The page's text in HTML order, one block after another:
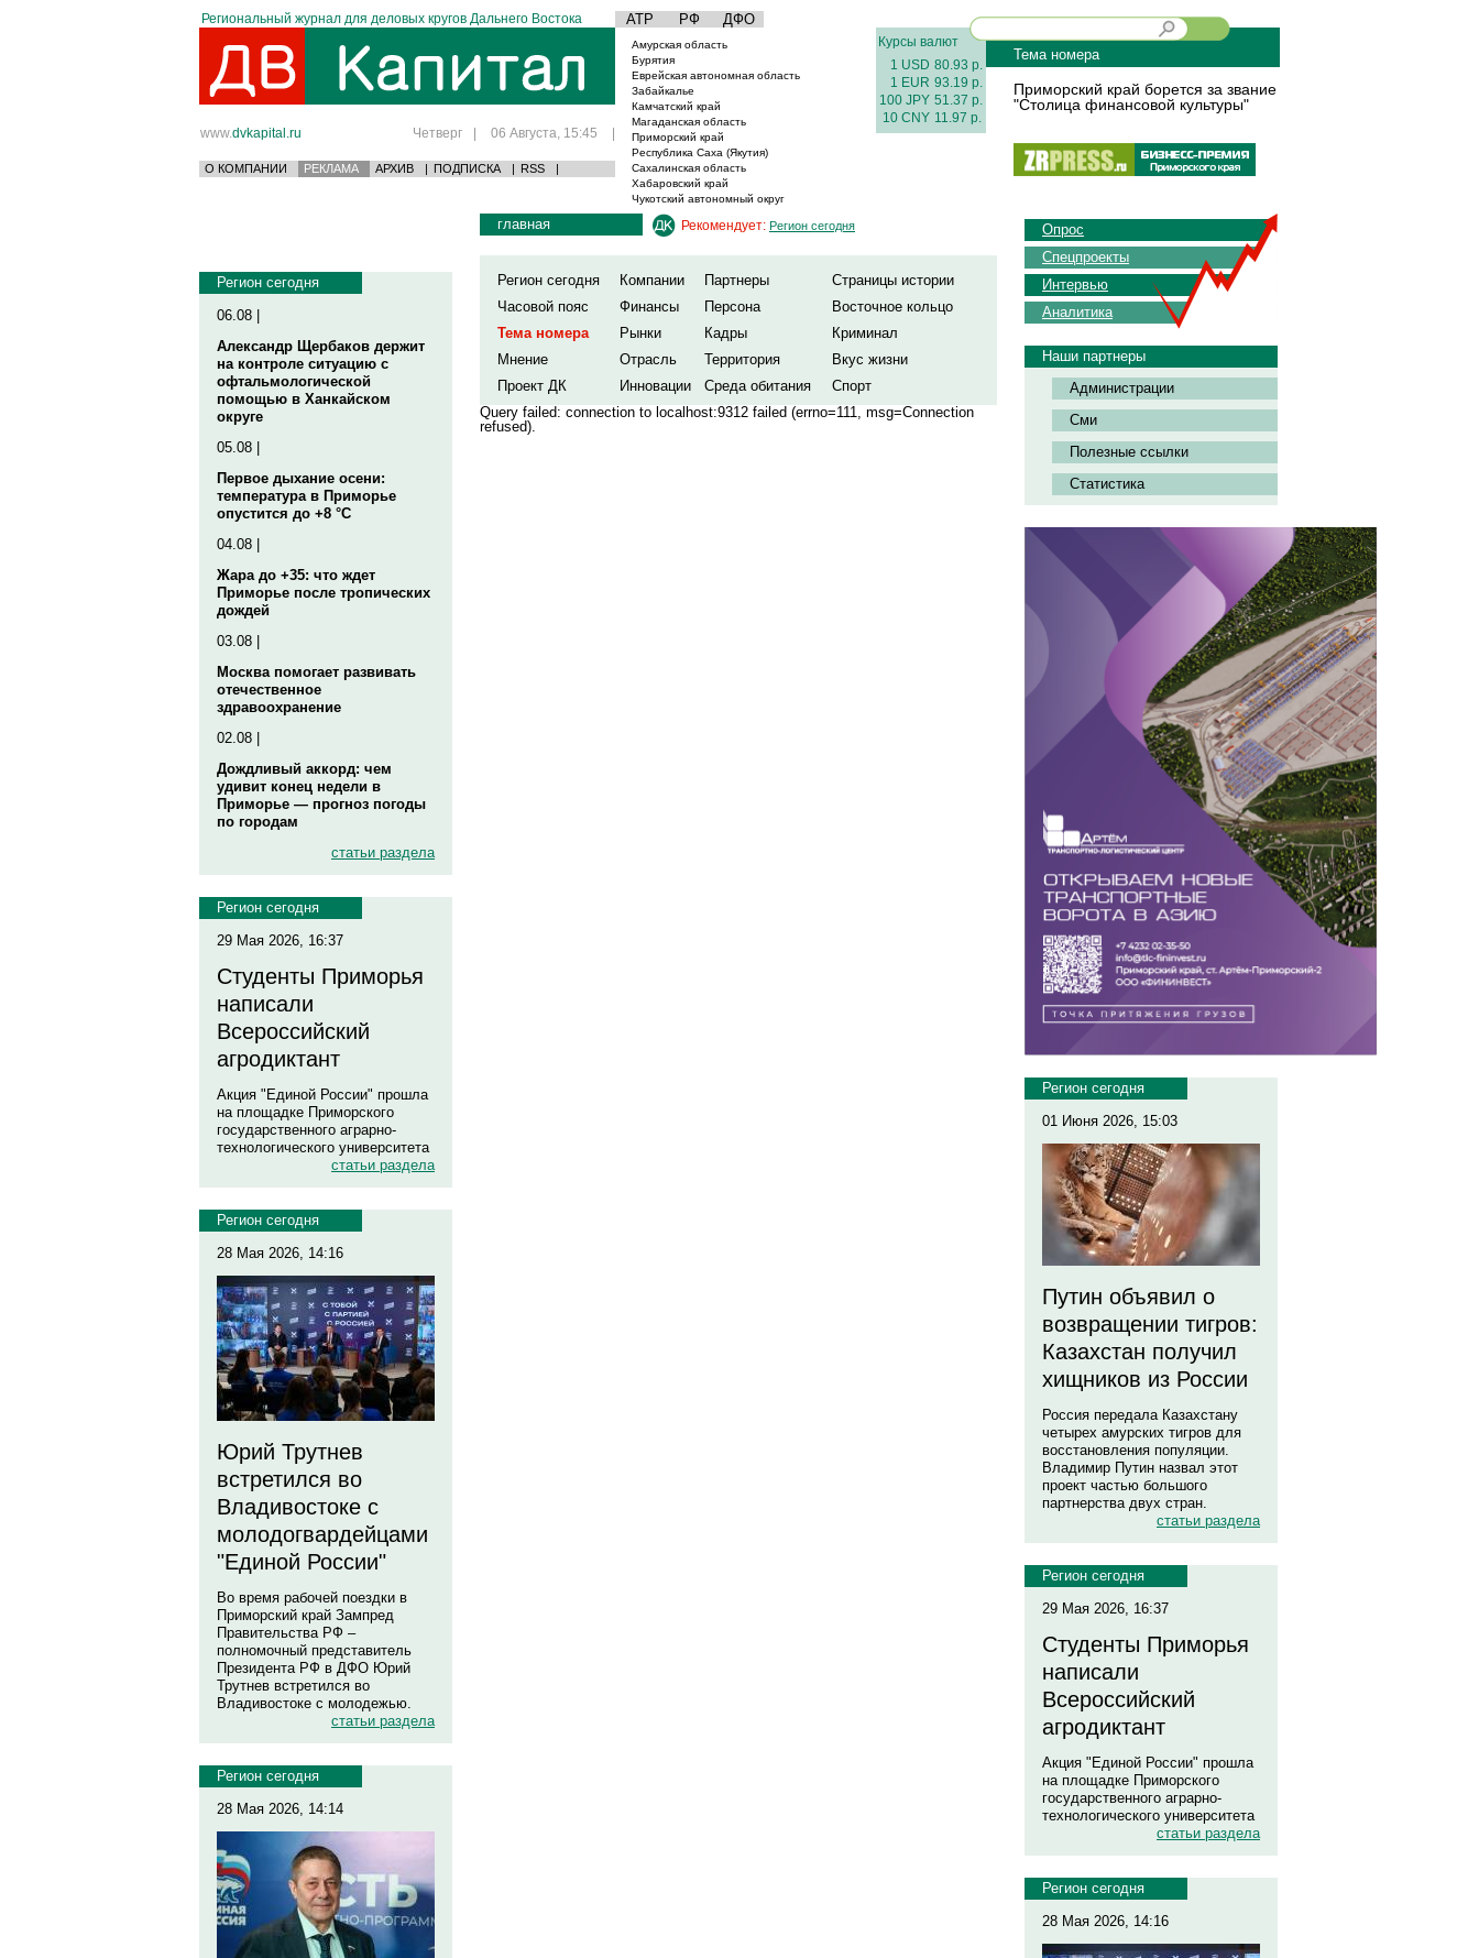
Региональный журнал для деловых кругов Дальнего Востока АТР РФ ДФО
www.dvkapital.ru Четверг | 06 Августа, 15:45 |
О КОМПАНИИ РЕКЛАМА АРХИВ | ПОДПИСКА | RSS |
Амурская область
Бурятия
Еврейская автономная область
Забайкалье
Камчатский край
Магаданская область
Приморский край
Республика Саха (Якутия)
Сахалинская область
Хабаровский край
Чукотский автономный округ
Курсы валют
1 USD 80.93 р.
1 EUR 93.19 р.
100 JPY 51.37 р.
10 CNY 11.97 р.
Тема номера
Приморский край борется за звание
"Столица финансовой культуры"
Регион сегодня
06.08 |
Александр Щербаков держит
на контроле ситуацию с
офтальмологической
помощью в Ханкайском
округе
05.08 |
Первое дыхание осени:
температура в Приморье
опустится до +8 °C
04.08 |
Жара до +35: что ждет
Приморье после тропических
дождей
03.08 |
Москва помогает развивать
отечественное
здравоохранение
02.08 |
Дождливый аккорд: чем
удивит конец недели в
Приморье — прогноз погоды
по городам
статьи раздела
Регион сегодня
29 Мая 2026, 16:37
Студенты Приморья
написали
Всероссийский
агродиктант
Акция "Единой России" прошла
на площадке Приморского
государственного аграрно-
технологического университета
статьи раздела
Регион сегодня
28 Мая 2026, 14:16
Юрий Трутнев
встретился во
Владивостоке с
молодогвардейцами
"Единой России"
Во время рабочей поездки в
Приморский край Зампред
Правительства РФ –
полномочный представитель
Президента РФ в ДФО Юрий
Трутнев встретился во
Владивостоке с молодежью.
статьи раздела
Регион сегодня
28 Мая 2026, 14:14
главная Рекомендует: Регион сегодня
Регион сегодня Компании Партнеры
Страницы истории
Часовой пояс
Финансы Персона
Восточное кольцо
Тема номера
Рынки Кадры
Криминал
Мнение
Отрасль Территория
Вкус жизни
Проект ДК
Инновации Среда обитания
Спорт
Query failed: connection to localhost:9312 failed (errno=111, msg=Connection
refused).
Опрос
Спецпроекты
Интервью
Аналитика
Наши партнеры
Администрации
Сми
Полезные ссылки
Статистика
Регион сегодня
01 Июня 2026, 15:03
Путин объявил о
возвращении тигров:
Казахстан получил
хищников из России
Россия передала Казахстану
четырех амурских тигров для
восстановления популяции.
Владимир Путин назвал этот
проект частью большого
партнерства двух стран.
статьи раздела
Регион сегодня
29 Мая 2026, 16:37
Студенты Приморья
написали
Всероссийский
агродиктант
Акция "Единой России" прошла
на площадке Приморского
государственного аграрно-
технологического университета
статьи раздела
Регион сегодня
28 Мая 2026, 14:16